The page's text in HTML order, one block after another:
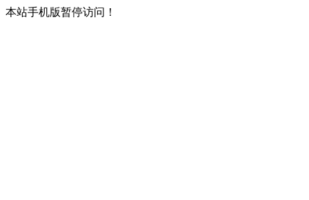
本站手机版暂停访问！